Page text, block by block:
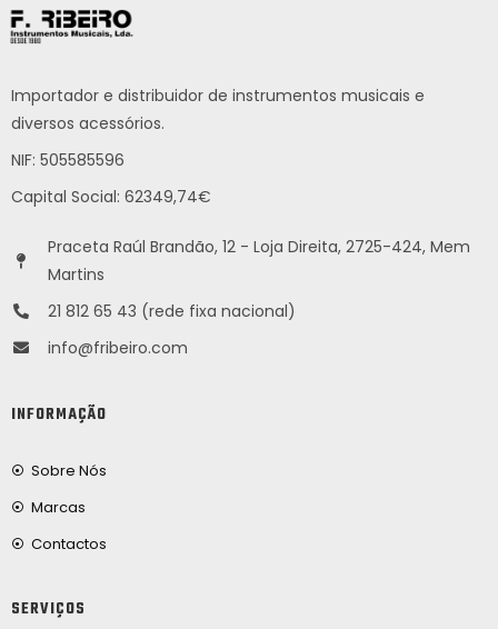
Importador e distribuidor de instrumentos musicais e
diversos acessórios.
NIF: 505585596
Capital Social: 62349,74€
Praceta Raúl Brandão, 12 - Loja Direita, 2725-424, Mem
Martins
21 812 65 43 (rede fixa nacional)
info@fribeiro.com
INFORMAÇÃO
Sobre Nós
Marcas
Contactos
SERVIÇOS